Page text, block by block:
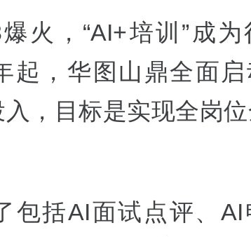
火，“AI+培训”成为
起，华图山鼎全面
，目标是实现全岗
包括AI面试点评、AI